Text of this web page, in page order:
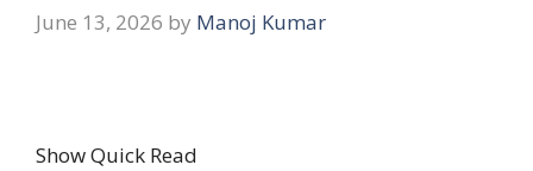
June 13, 2026 by Manoj Kumar
Show Quick Read